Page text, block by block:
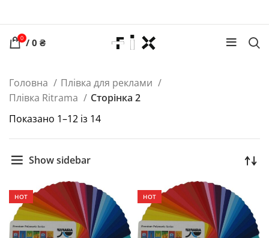
0 / 0 ₴
Головна
Плівка для реклами
Плівка Ritrama
Сторінка 2
Показано 1–12 із 14
Show sidebar
HOT HOT